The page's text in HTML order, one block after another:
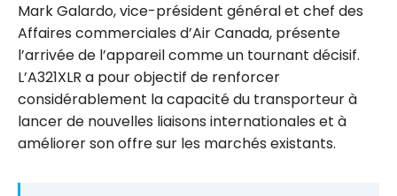
Mark Galardo, vice-président général et chef des
Affaires commerciales d’Air Canada, présente
l’arrivée de l’appareil comme un tournant décisif.
L’A321XLR a pour objectif de renforcer
considérablement la capacité du transporteur à
lancer de nouvelles liaisons internationales et à
améliorer son offre sur les marchés existants.